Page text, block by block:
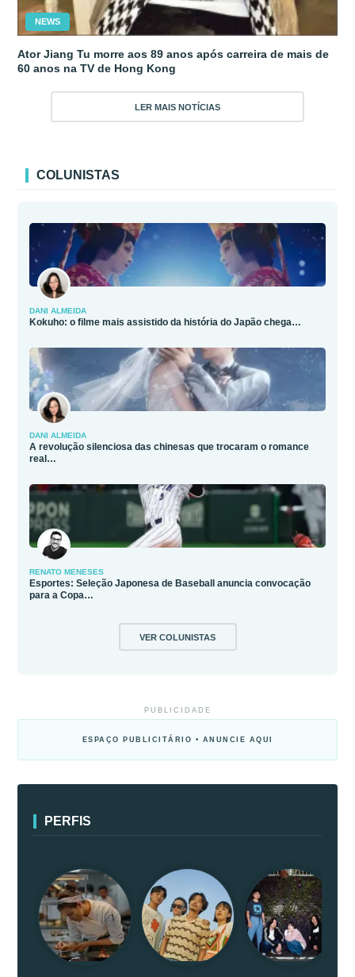
NEWS
Ator Jiang Tu morre aos 89 anos após carreira de mais de
60 anos na TV de Hong Kong
LER MAIS NOTÍCIAS
COLUNISTAS
DANI ALMEIDA
Kokuho: o filme mais assistido da história do Japão chega…
DANI ALMEIDA
A revolução silenciosa das chinesas que trocaram o romance
real…
RENATO MENESES
Esportes: Seleção Japonesa de Baseball anuncia convocação
para a Copa…
VER COLUNISTAS
PUBLICIDADE
ESPAÇO PUBLICITÁRIO • ANUNCIE AQUI
PERFIS